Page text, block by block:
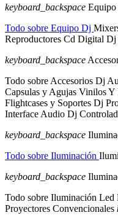
keyboard_backspace
Todo sobre Equipo Dj
Reproductores Cd Digital Dj
keyboard_backspace
Todo sobre Accesorios Dj
Capsulas y Agujas Vinilos Y
Flightcases y Soportes Dj
Interface Audio Dj
keyboard_backspace
Todo sobre Iluminación
keyboard_backspace
Todo sobre Iluminación Led
Proyectores Convencionales